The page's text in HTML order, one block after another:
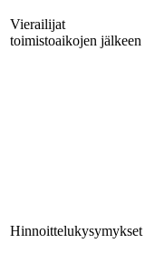
Vierailijat
toimistoaikojen jälkeen
Hinnoittelukysymykset